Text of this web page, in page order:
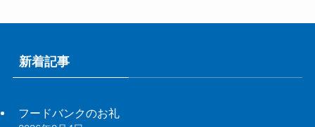
新着記事
フードバンクのお礼